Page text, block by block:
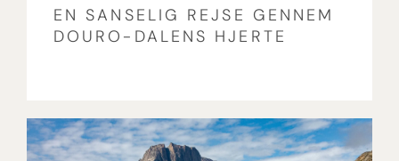
EN SANSELIG REJSE GENNEM
DOURO-DALENS HJERTE